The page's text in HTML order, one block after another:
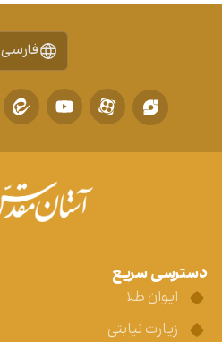
فارسی
دسترسی سریع
ایوان طلا
زیارت نیابتی